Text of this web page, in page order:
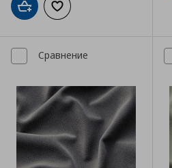
Добави в кошницата
Добави към списъка с
Сравнение